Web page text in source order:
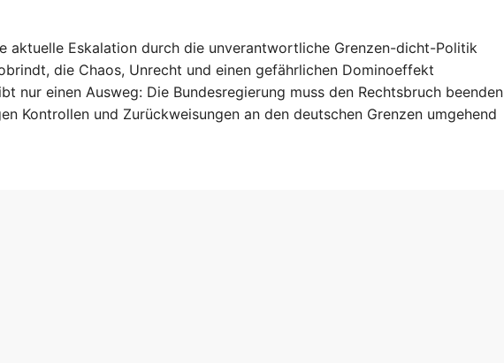
aktuelle Eskalation durch die unverantwortliche Grenzen-dicht-Politik
die Chaos, Unrecht und einen gefährlichen Dominoeffekt
nur einen Ausweg: Die Bundesregierung muss den Rechtsbruch beenden
Kontrollen und Zurückweisungen an den deutschen Grenzen umgehend